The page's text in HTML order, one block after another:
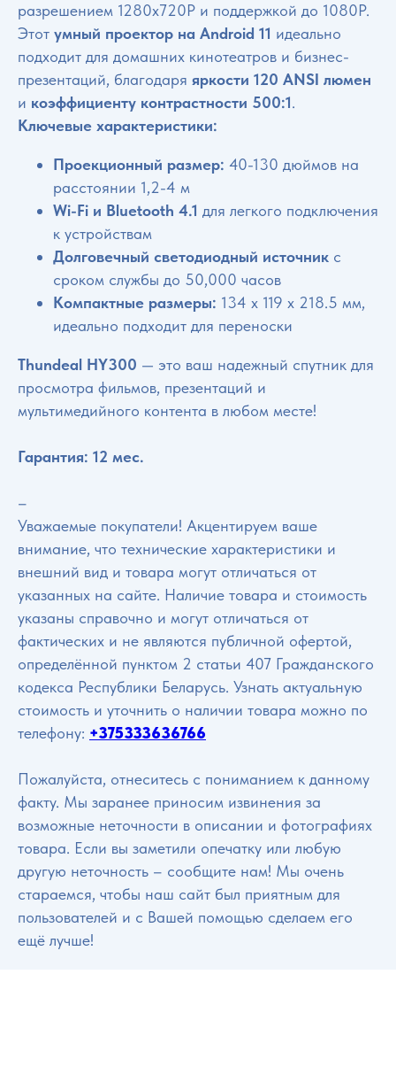
разрешением 1280x720P и поддержкой до 1080P.
Этот умный проектор на Android 11 идеально
подходит для домашних кинотеатров и бизнес-
презентаций, благодаря яркости 120 ANSI люмен
и коэффициенту контрастности 500:1.
Ключевые характеристики:
Проекционный размер: 40-130 дюймов на
расстоянии 1,2-4 м
Wi-Fi и Bluetooth 4.1 для легкого подключения
к устройствам
Долговечный светодиодный источник с
сроком службы до 50,000 часов
Компактные размеры: 134 x 119 x 218.5 мм,
идеально подходит для переноски
Thundeal HY300 — это ваш надежный спутник для
просмотра фильмов, презентаций и
мультимедийного контента в любом месте!
Гарантия: 12 мес.
–
Уважаемые покупатели! Акцентируем ваше
внимание, что технические характеристики и
внешний вид и товара могут отличаться от
указанных на сайте. Наличие товара и стоимость
указаны справочно и могут отличаться от
фактических и не являются публичной офертой,
определённой пунктом 2 статьи 407 Гражданского
кодекса Республики Беларусь. Узнать актуальную
стоимость и уточнить о наличии товара можно по
телефону: +375333636766
Пожалуйста, отнеситесь с пониманием к данному
факту. Мы заранее приносим извинения за
возможные неточности в описании и фотографиях
товара. Если вы заметили опечатку или любую
другую неточность – сообщите нам! Мы очень
стараемся, чтобы наш сайт был приятным для
пользователей и с Вашей помощью сделаем его
ещё лучше!